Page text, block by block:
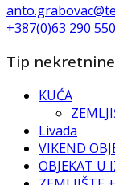
+387(0)63 290 550
Tip nekretnine
KUĆA
Livada
VIKEND
OBJEKAT U